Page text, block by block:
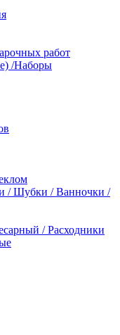
работ
/Наборы
/ Шубки / Ванночки /
/ Расходники